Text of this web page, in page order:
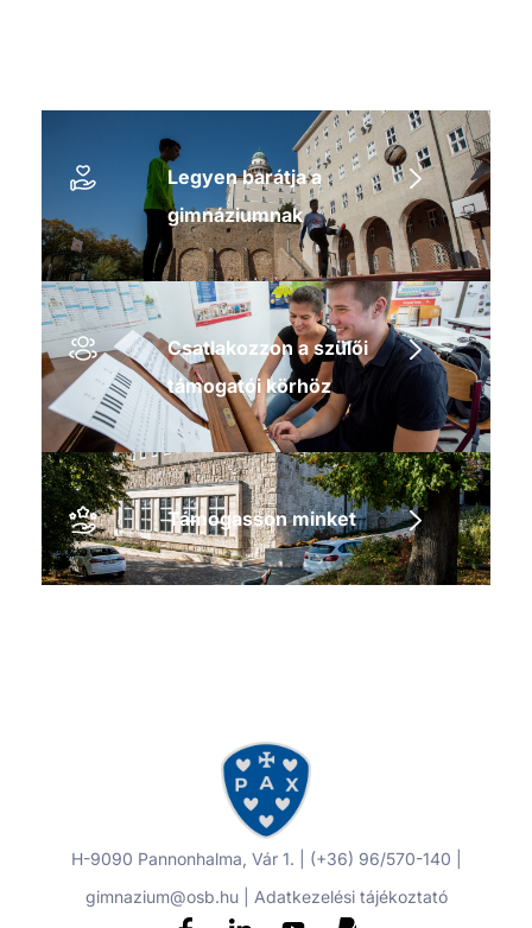
Legyen barátja a
gimnáziumnak
Csatlakozzon a szülői
támogatói körhöz
Támogasson minket
H-9090 Pannonhalma, Vár 1. | (+36) 96/570-140 |
gimnazium@osb.hu | Adatkezelési tájékoztató